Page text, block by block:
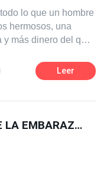
lo que un hombre
hermosos, una
más dinero del que
de sus hijos le había
regresar después
la mujer que más
besó, y entonces se
Aitana! La historia
reconectarse con
Leer
ENAMORADO DE LA EMBARAZADA DE CROSSVILLE: LIBRO 1